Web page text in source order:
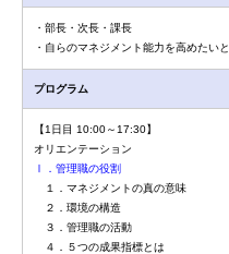
・部長・次長・課長
・自らのマネジメント能力を高めたい
プログラム
【1日目 10:00～17:30】
オリエンテーション
Ⅰ．管理職の役割
１．マネジメントの真の意味
２．環境の構造
３．管理職の活動
４．５つの成果指標とは